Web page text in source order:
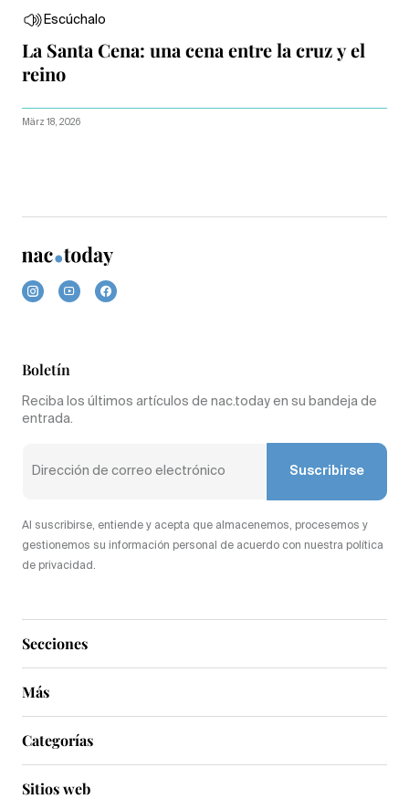
Escúchalo
La Santa Cena: una cena entre la cruz y el
reino
März 18, 2026
Secciones
Más
Boletín
Reciba los últimos artículos de nac.today en su bandeja de
entrada.
Suscribirse
Al suscribirse, entiende y acepta que almacenemos, procesemos y
gestionemos su información personal de acuerdo con nuestra política
de privacidad.
Categorías
Sitios web